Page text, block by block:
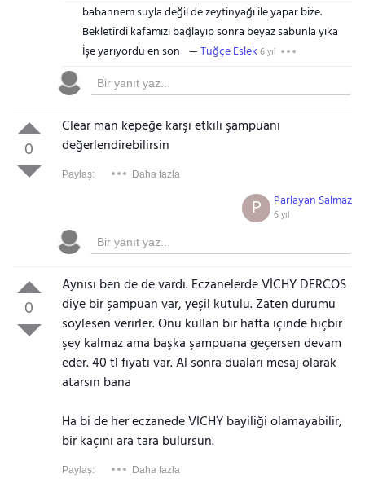
babannem suyla değil de zeytinyağı ile yapar bize.
Bekletirdi kafamızı bağlayıp sonra beyaz sabunla yıka
İşe yarıyordu en son
Tuğçe Eslek 6 yıl
0
Clear man kepeğe karşı etkili şampuanı
değerlendirebilirsin
Paylaş: Daha fazla
Parlayan Salmaz
6 yıl
P
0
Aynısı ben de de vardı. Eczanelerde VİCHY DERCOS
diye bir şampuan var, yeşil kutulu. Zaten durumu
söylesen verirler. Onu kullan bir hafta içinde hiçbir
şey kalmaz ama başka şampuana geçersen devam
eder. 40 tl fiyatı var. Al sonra duaları mesaj olarak
atarsın bana
Ha bi de her eczanede VİCHY bayiliği olamayabilir,
bir kaçını ara tara bulursun.
Paylaş: Daha fazla